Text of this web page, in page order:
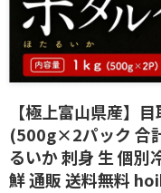
【極上富山県産】
(500g×2パック 合
るいか 刺身 生 個別
鮮 通販 送料無料